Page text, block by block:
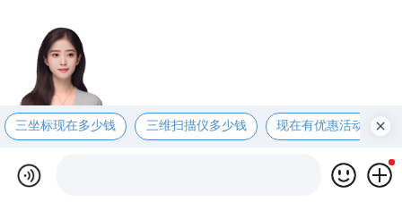
三坐标现在多少钱 三维扫描仪多少钱 现在有优惠活动吗